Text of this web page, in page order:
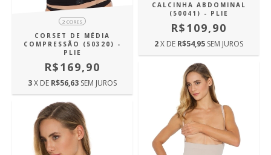
2 CORES
CORSET DE MÉDIA
COMPRESSÃO (50320) -
PLIE
R$169,90
3X DE R$56,63 SEM JUROS
CALCINHA ABDOMINAL
(50041) - PLIE
R$109,90
2X DE R$54,95 SEM JUROS